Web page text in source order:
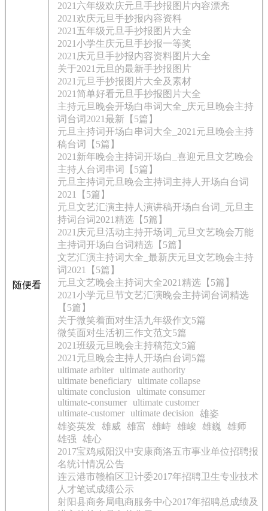
随便看
2021六年级欢庆元旦手抄报图片内容漂亮
2021欢庆元旦手抄报内容资料
2021五年级元旦手抄报图片大全
2021小学生庆元旦手抄报一等奖
2021庆元旦手抄报内容资料图片大全
关于2021元旦的最新手抄报图片
2021元旦手抄报图片大全及素材
2021简单好看元旦手抄报图片大全
主持元旦晚会开场白串词大全_庆元旦晚会主持
词台词2021最新【5篇】
元旦主持词开场白串词大全_2021元旦晚会主持
稿台词【5篇】
2021新年晚会主持词开场白_喜迎元旦文艺晚会
主持人台词串词【5篇】
元旦主持词元旦晚会主持词主持人开场白台词
2021【5篇】
元旦文艺汇演主持人演讲稿开场白台词_元旦主
持词台词2021精选【5篇】
2021庆元旦活动主持开场词_元旦文艺晚会万能
主持词开场白台词精选【5篇】
文艺汇演主持词大全_最新庆元旦文艺晚会主持
词2021【5篇】
元旦文艺晚会主持词大全2021精选【5篇】
2021小学元旦节文艺汇演晚会主持词台词精选
【5篇】
关于微笑着面对生活九年级作文5篇
微笑面对生活初三作文范文5篇
2021班级元旦晚会主持稿范文5篇
2021元旦晚会主持人开场白台词5篇
ultimate arbiter ultimate authority
ultimate beneficiary ultimate collapse
ultimate conclusion
ultimate consumer
ultimate-consumer ultimate customer
ultimate-customer ultimate decision
雄姿
雄姿英发
雄威 雄富 雄峙 雄峻 雄巍
雄师
雄强
雄心
2017宝鸡咸阳汉中安康商洛五市事业单位招聘报
名统计情况公告
连云港市赣榆区卫计委2017年招聘卫生专业技术
人才笔试成绩公示
射阳县商务局电商服务中心2017年招聘总成绩及